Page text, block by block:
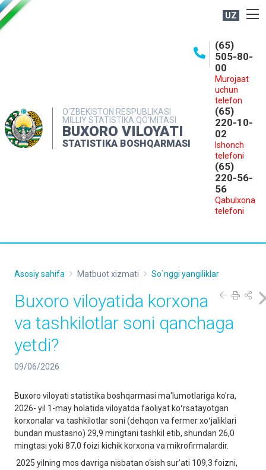
UZ
O‘ZBEKISTON RESPUBLIKASI
MILLIY STATISTIKA QO‘MITASI
BUXORO VILOYATI
STATISTIKA BOSHQARMASI
(65)
505-80-
00
Murojaat
uchun
telefon
(65)
220-10-
02
Ishonch
telefoni
(65)
220-56-
56
Qabulxona
telefoni
MATBUOT XIZMATI
MUROJAATLAR
Asosiy sahifa Matbuot xizmati So`nggi yangiliklar
Buxoro viloyatida korxona
va tashkilotlar soni qanchaga
yetdi?
09/06/2026
Buxoro viloyati statistika boshqarmasi ma'lumotlariga ko'ra,
2026- yil 1-may holatida viloyatda faoliyat koʻrsatayotgan
korxonalar va tashkilotlar soni (dehqon va fermer xoʻjaliklari
bundan mustasno) 29,9 mingtani tashkil etib, shundan 26,0
mingtasi yoki 87,0 foizi kichik korxona va mikrofirmalardir.
2025 yilning mos davriga nisbatan o‘sish sur’ati 109,3 foizni,